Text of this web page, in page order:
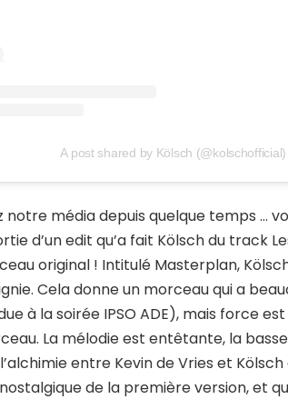
A post shared by Kölsch (@kolschofficial)
notre média depuis quelque temps …
d’un edit qu’a fait Kölsch du track
original ! Intitulé Masterplan,
Cela donne un morceau qui a
à la soirée IPSO ADE), mais force
La mélodie est entêtante, la
entre Kevin de Vries et
nostalgique de la première version, et